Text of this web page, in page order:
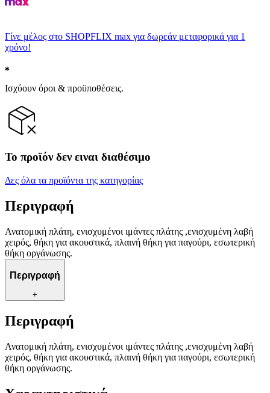
Γίνε μέλος στο SHOPFLIX max για δωρεάν μεταφορικά για 1
χρόνο!
Ισχύουν όροι & προϋποθέσεις.
Το προϊόν δεν ειναι διαθέσιμο
Δες όλα τα προϊόντα της κατηγορίας
Περιγραφή
Ανατομική πλάτη, ενισχυμένοι ιμάντες πλάτης ,ενισχυμένη λαβή
χειρός, θήκη για ακουστικά, πλαινή θήκη για παγούρι, εσωτερική
θήκη οργάνωσης.
Περιγραφή
+
Περιγραφή
Ανατομική πλάτη, ενισχυμένοι ιμάντες πλάτης ,ενισχυμένη λαβή
χειρός, θήκη για ακουστικά, πλαινή θήκη για παγούρι, εσωτερική
θήκη οργάνωσης.